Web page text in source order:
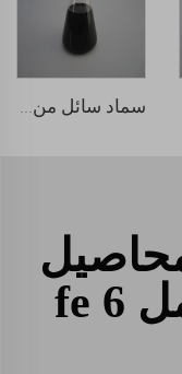
سماد سائل من الأحماض الأمينية
باستخدام مكمل fe 6